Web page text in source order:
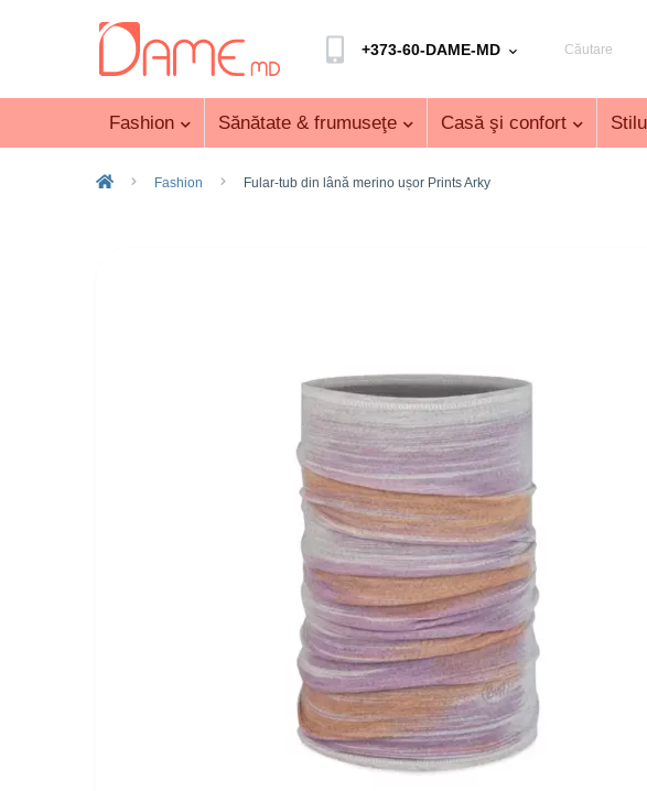
+373-60-DAME-MD
Fashion Sănătate & frumuseţe Casă şi confort
Fashion Fular-tub din lână merino ușor Prints Arky